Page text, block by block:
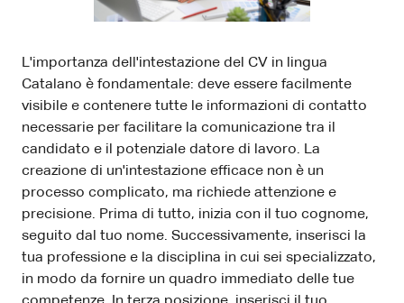
L'importanza dell'intestazione del CV in lingua
Catalano è fondamentale: deve essere facilmente
visibile e contenere tutte le informazioni di contatto
necessarie per facilitare la comunicazione tra il
candidato e il potenziale datore di lavoro. La
creazione di un'intestazione efficace non è un
processo complicato, ma richiede attenzione e
precisione. Prima di tutto, inizia con il tuo cognome,
seguito dal tuo nome. Successivamente, inserisci la
tua professione e la disciplina in cui sei specializzato,
in modo da fornire un quadro immediato delle tue